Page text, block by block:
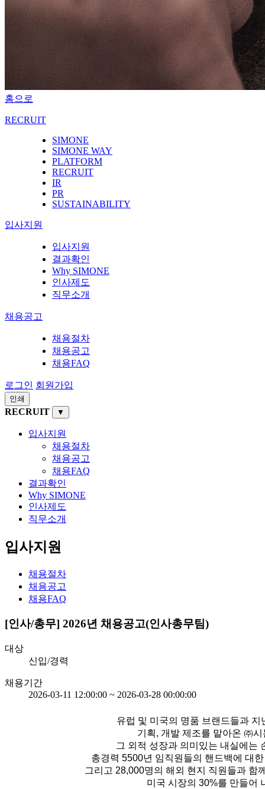
홈으로
RECRUIT
SIMONE
SIMONE WAY
PLATFORM
RECRUIT
IR
PR
SUSTAINABILITY
입사지원
입사지원
결과확인
Why SIMONE
인사제도
직무소개
채용공고
채용절차
채용공고
채용FAQ
로그인 회원가입
인쇄
RECRUIT ▼
입사지원
채용절차
채용공고
채용FAQ
결과확인
Why SIMONE
인사제도
직무소개
입사지원
채용절차
채용공고
채용FAQ
[인사/총무] 2026년 채용공고(인사총무팀)
대상
신입/경력
채용기간
2026-03-11 12:00:00 ~ 2026-03-28 00:00:00
유럽 및 미국의 명품 브랜드들과 지
기획, 개발 제조를 맡아온 ㈜
그 외적 성장과 의미있는 내실에는
총경력 5500년 임직원들의 핸드백에 대
그리고 28,000명의 해외 현지 직원들과 함
미국 시장의 30%를 만들어